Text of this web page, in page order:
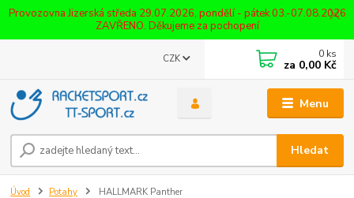
Provozovna Jizerská středa 29.07.2026, pondělí - pátek 03.-07.08.2026
ZAVŘENO. Děkujeme za pochopení
Menu
CZK
Hledat
0 ks
za 0,00 Kč
Úvod Potahy HALLMARK Panther